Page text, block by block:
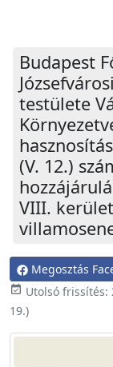
Budapest
testülete
(V. 12.)
VIII.
Megosztás
event_available Utolsó frissítés:
19.)